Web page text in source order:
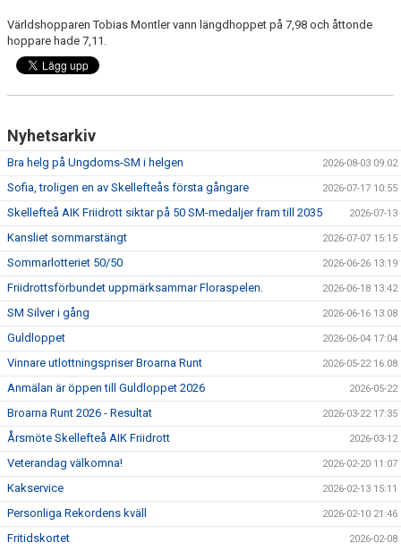
Världshopparen Tobias Montler vann längdhoppet på 7,98 och åttonde
hoppare hade 7,11.
Nyhetsarkiv
Bra helg på Ungdoms-SM i helgen 2026-08-03 09:02
Sofia, troligen en av Skellefteås första gångare 2026-07-17 10:55
Skellefteå AIK Friidrott siktar på 50 SM-medaljer fram till 2035 2026-07-13
Kansliet sommarstängt 2026-07-07 15:15
Sommarlotteriet 50/50 2026-06-26 13:19
Friidrottsförbundet uppmärksammar Floraspelen. 2026-06-18 13:42
SM Silver i gång 2026-06-16 13:08
Guldloppet 2026-06-04 17:04
Vinnare utlottningspriser Broarna Runt 2026-05-22 16:08
Anmälan är öppen till Guldloppet 2026 2026-05-22
Broarna Runt 2026 - Resultat 2026-03-22 17:35
Årsmöte Skellefteå AIK Friidrott 2026-03-12
Veterandag välkomna! 2026-02-20 11:07
Kakservice 2026-02-13 15:11
Personliga Rekordens kväll 2026-02-10 21:46
Fritidskortet 2026-02-08